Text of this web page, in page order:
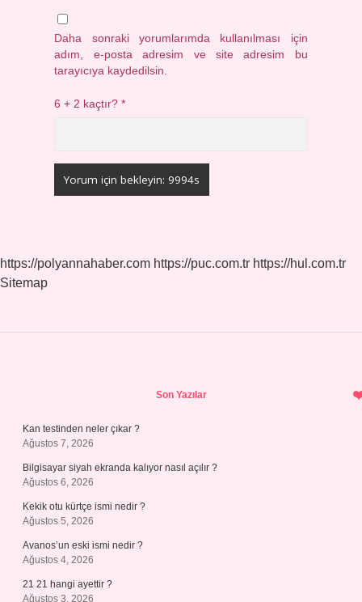
Daha sonraki yorumlarımda kullanılması için
adım, e-posta adresim ve site adresim bu
tarayıcıya kaydedilsin.
6 + 2 kaçtır?*
https://polyannahaber.com https://puc.com.tr https://hul.com.tr
Sitemap
Son Yazılar
Kan testinden neler çıkar ?
Ağustos 7, 2026
Bilgisayar siyah ekranda kalıyor nasıl açılır ?
Ağustos 6, 2026
Kekik otu kürtçe ismi nedir ?
Ağustos 5, 2026
Avanos’un eski ismi nedir ?
Ağustos 4, 2026
21 21 hangi ayettir ?
Ağustos 3, 2026